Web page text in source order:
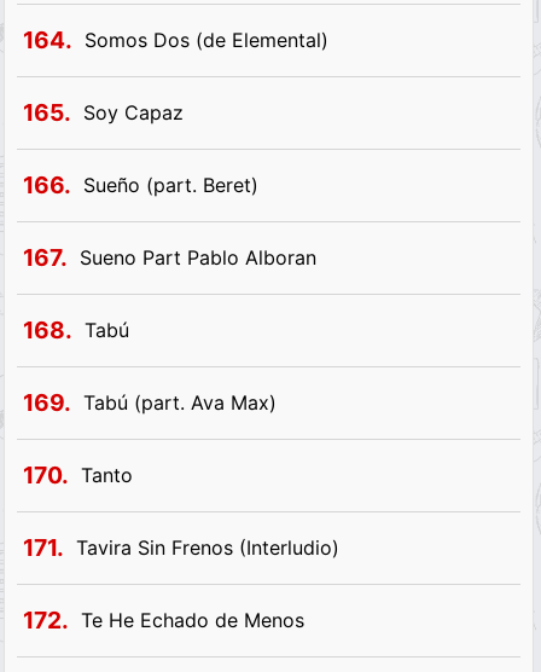
164. Somos Dos (de Elemental)
165. Soy Capaz
166. Sueño (part. Beret)
167. Sueno Part Pablo Alboran
168. Tabú
169. Tabú (part. Ava Max)
170. Tanto
171. Tavira Sin Frenos (Interludio)
172. Te He Echado de Menos